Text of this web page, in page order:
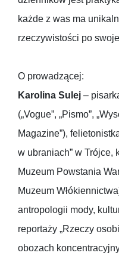
każde z was ma
rzeczywistości po
O prowadzącej:
Karolina Sulej –
(„Vogue”, „Pismo”,
Magazine”),
w ubraniach” w Trójce,
Muzeum Powstania
Muzeum
antropologii mody,
reportaży „Rzeczy
obozach